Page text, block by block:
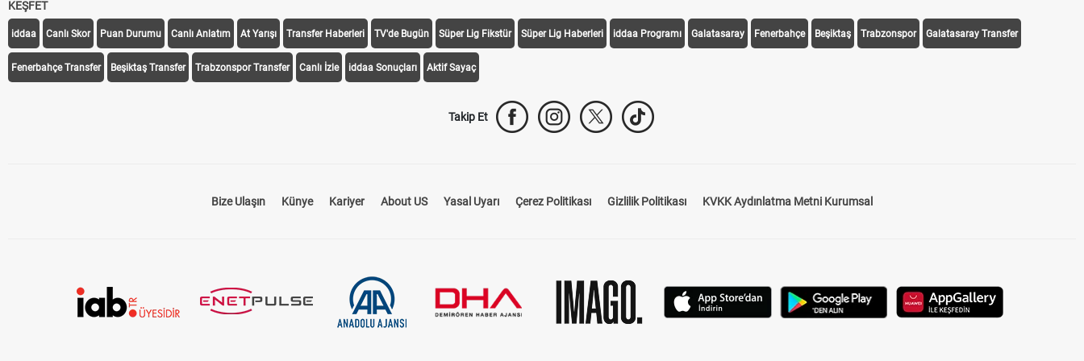
KEŞFET
iddaa Canlı Skor Puan Durumu Canlı Anlatım At Yarışı Transfer Haberleri TV'de Bugün Süper Lig Fikstür Süper Lig Haberleri iddaa Programı Galatasaray Fenerbahçe Beşiktaş Trabzonspor Galatasaray Transfer
Fenerbahçe Transfer Beşiktaş Transfer Trabzonspor Transfer Canlı İzle iddaa Sonuçları Aktif Sayaç
Takip Et
Bize Ulaşın Künye Kariyer About US Yasal Uyarı Çerez Politikası Gizlilik Politikası KVKK Aydınlatma Metni Kurumsal